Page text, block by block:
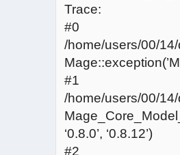
Trace:
#0
/home/users/00/
#1
/home/users/00/
‘0.8.0’, ‘0.8.12’)
#2